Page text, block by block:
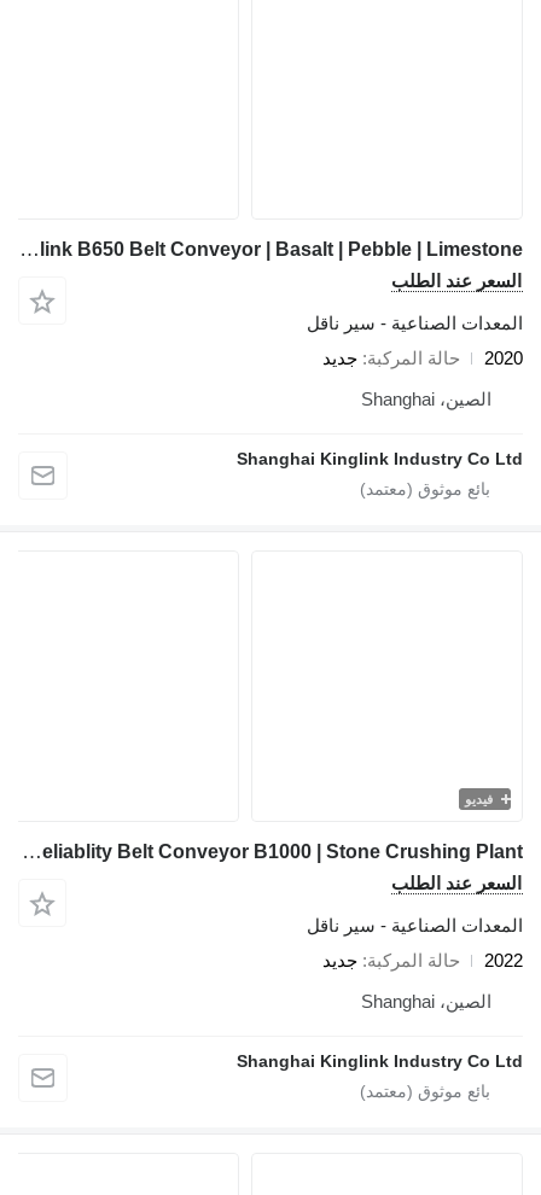
Kinglink B650 Belt Conveyor | Basalt | Pebble | Limestone
السعر عند الطلب
المعدات الصناعية - سير ناقل
2020
حالة المركبة جديد
الصين، Shanghai
Shanghai Kinglink Industry Co Ltd
فيديو
Kinglink High Reliablity Belt Conveyor B1000 | Stone Crushing Plant
السعر عند الطلب
المعدات الصناعية - سير ناقل
2022
حالة المركبة جديد
الصين، Shanghai
Shanghai Kinglink Industry Co Ltd